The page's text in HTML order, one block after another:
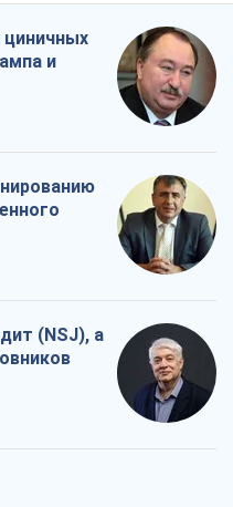
циничных
и
(NSJ), а